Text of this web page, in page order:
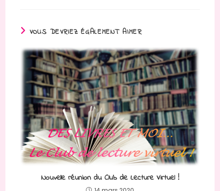
VOUS DEVRIEZ ÉGALEMENT AIMER
Nouvelle réunion du Club de Lecture Virtuel !